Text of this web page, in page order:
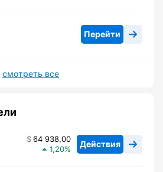
Перейти
смотреть все
64 938,00
1,20
Действия